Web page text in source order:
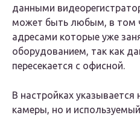
данными
может быть любым, в том
адресами которые уже
оборудованием, так как
пересекается с офисной.
В настройках указывается
камеры, но и